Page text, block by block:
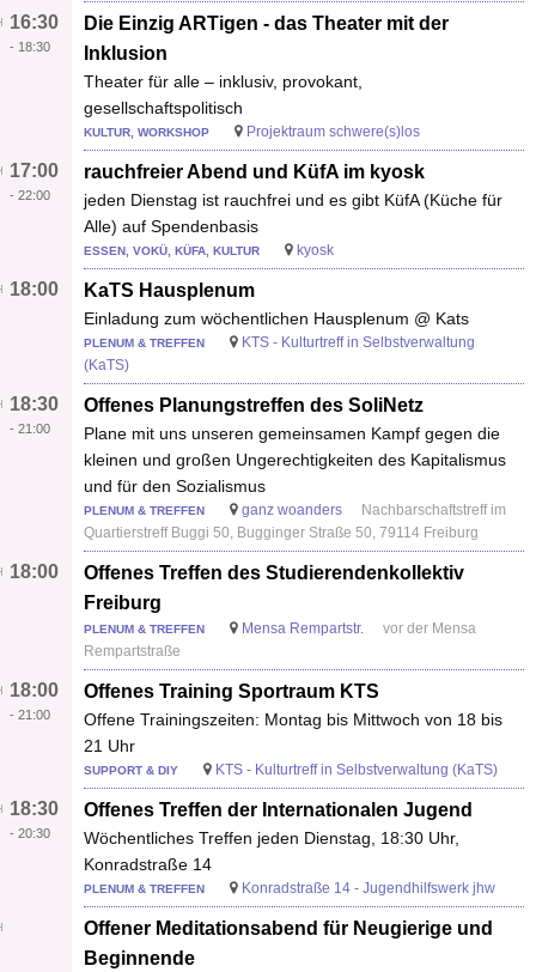
Die Einzig ARTigen - das Theater mit der
Inklusion
Theater für alle – inklusiv, provokant,
gesellschaftspolitisch
16:30
- 18:30
KULTUR, WORKSHOP Projektraum schwere(s)los
rauchfreier Abend und KüfA im kyosk
jeden Dienstag ist rauchfrei und es gibt KüfA (Küche für
Alle) auf Spendenbasis
17:00
- 22:00
ESSEN, VOKÜ, KÜFA, KULTUR kyosk
KaTS Hausplenum
Einladung zum wöchentlichen Hausplenum @ Kats
18:00
PLENUM & TREFFEN
KTS - Kulturtreff in Selbstverwaltung
(KaTS)
Offenes Planungstreffen des SoliNetz
Plane mit uns unseren gemeinsamen Kampf gegen die
kleinen und großen Ungerechtigkeiten des Kapitalismus
und für den Sozialismus
18:30
- 21:00
PLENUM & TREFFEN ganz woanders
Nachbarschaftstreff im
Quartierstreff Buggi 50, Bugginger Straße 50, 79114 Freiburg
Offenes Treffen des Studierendenkollektiv
Freiburg
18:00
PLENUM & TREFFEN Mensa Rempartstr.
vor der Mensa
Rempartstraße
Offenes Training Sportraum KTS
Offene Trainingszeiten: Montag bis Mittwoch von 18 bis
21 Uhr
18:00
- 21:00
SUPPORT & DIY KTS - Kulturtreff in Selbstverwaltung (KaTS)
Offenes Treffen der Internationalen Jugend
Wöchentliches Treffen jeden Dienstag, 18:30 Uhr,
Konradstraße 14
18:30
- 20:30
PLENUM & TREFFEN Konradstraße 14 - Jugendhilfswerk jhw
Offener Meditationsabend für Neugierige und
Beginnende